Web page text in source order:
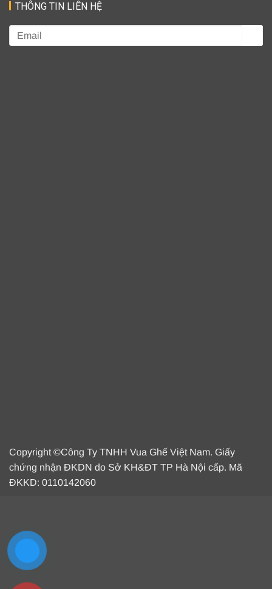
THÔNG TIN LIÊN HỆ
Copyright ©Công Ty TNHH Vua Ghế Việt Nam. Giấy
chứng nhận ĐKDN do Sở KH&ĐT TP Hà Nội cấp. Mã
ĐKKD: 0110142060